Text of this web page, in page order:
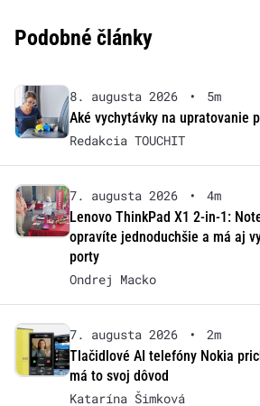
Podobné články
8. augusta 2026 •
5m
Aké vychytávky na upratovanie
Redakcia TOUCHIT
7. augusta 2026 •
4m
Lenovo ThinkPad X1 2-in-1:
opravíte jednoduchšie a má aj
porty
Ondrej Macko
7. augusta 2026 •
2m
Tlačidlové AI telefóny Nokia
má to svoj dôvod
Katarína Šimková